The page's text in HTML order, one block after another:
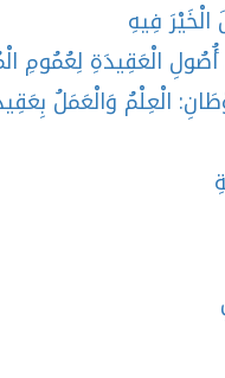
فِيهِ
الْعَقِيدَةِ لِعُمُومِ
الْعِلْمُ وَالْعَمَلُ